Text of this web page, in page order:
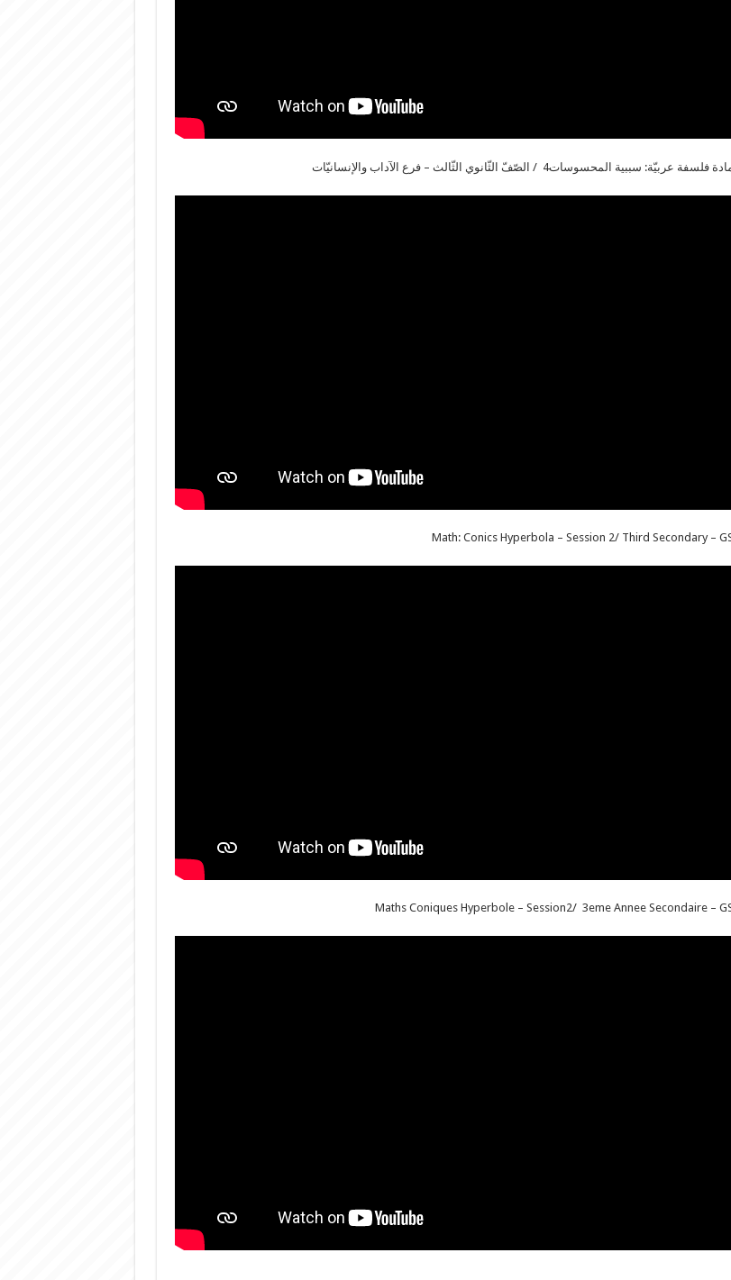
فلسفة عربيّة: سببية المحسوسات4 / الصّفّ الثّانوي الثّالث – فرع الآداب والإنسانيّات
Math: Conics Hyperbola – Session 2/ Third Secondary –
Maths Coniques Hyperbole – Session2/ 3eme Annee Secondaire –